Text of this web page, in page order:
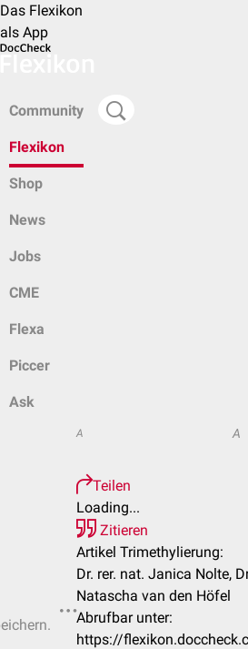
Das Flexikon
als App
Community
Flexikon
Shop
News
Jobs
CME
Flexa
Piccer
Ask
A A
Teilen
Loading...
Zitieren
Artikel Trimethylierung:
Dr. rer. nat. Janica Nolte,
Natascha van den Höfel
Abrufbar unter:
https://